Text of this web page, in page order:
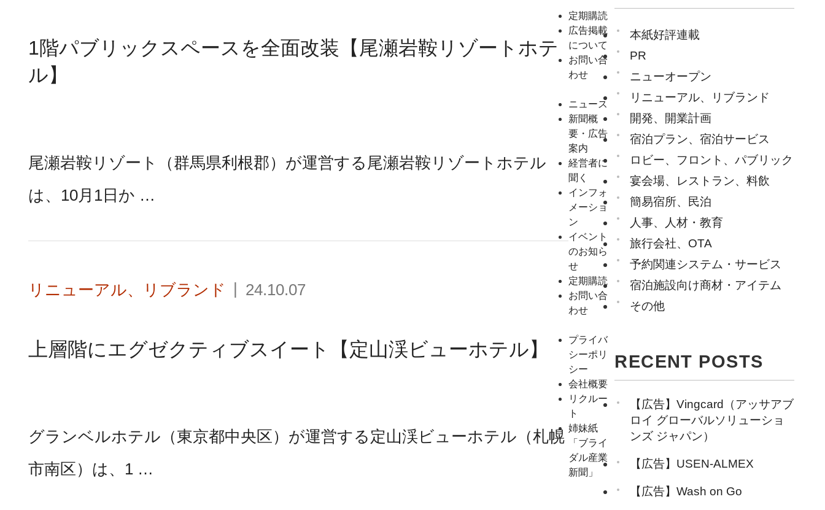
1階パブリックスペースを全面改装【尾瀬岩鞍リゾートホテ
ル】
尾瀬岩鞍リゾート（群馬県利根郡）が運営する尾瀬岩鞍リゾートホテル
は、10月1日か …
リニューアル、リブランド 24.10.07
上層階にエグゼクティブスイート【定山渓ビューホテル】
グランベルホテル（東京都中央区）が運営する定山渓ビューホテル（札幌
市南区）は、1 …
本紙好評連載
PR
ニューオープン
リニューアル、リブランド
開発、開業計画
宿泊プラン、宿泊サービス
ロビー、フロント、パブリック
宴会場、レストラン、料飲
簡易宿所、民泊
人事、人材・教育
旅行会社、OTA
予約関連システム・サービス
宿泊施設向け商材・アイテム
その他
RECENT POSTS
【広告】Vingcard（アッサアブ
ロイ グローバルソリューショ
ンズ ジャパン）
【広告】USEN-ALMEX
【広告】Wash on Go
定期購読
広告掲載
について
お問い合
わせ
ニュース
新聞概
要・広告
案内
経営者に
聞く
インフォ
メーショ
ン
イベント
のお知ら
せ
定期購読
お問い合
わせ
プライバ
シーポリ
シー
会社概要
リクルー
ト
姉妹紙
「ブライ
ダル産業
新聞」